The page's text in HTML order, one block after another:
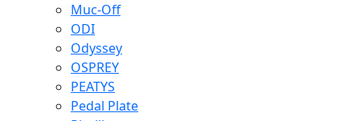
Muc-Off
ODI
Odyssey
OSPREY
PEATYS
Pedal Plate